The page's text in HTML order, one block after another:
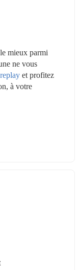
mieux parmi
ne vous
et profitez
à votre